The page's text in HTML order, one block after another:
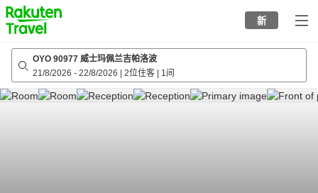
to
top
page
新
OYO 90977 威士玛佩兰吉帕洛波
21/8/2026 - 22/8/2026 2位住客 1间